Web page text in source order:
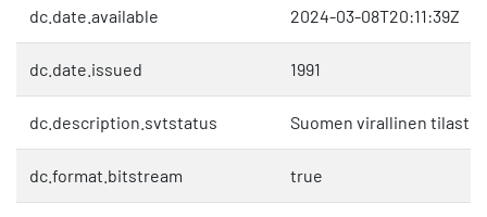
dc.date.available 2024-03-08T20:11:39Z
dc.date.issued 1991
dc.description.svtstatus Suomen virallinen tilasto
dc.format.bitstream true